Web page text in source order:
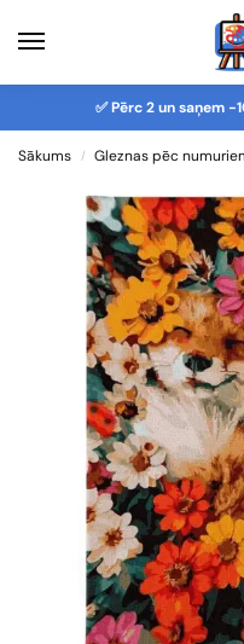
✅ Pērc 2 un saņem -
Sākums / Gleznas pēc